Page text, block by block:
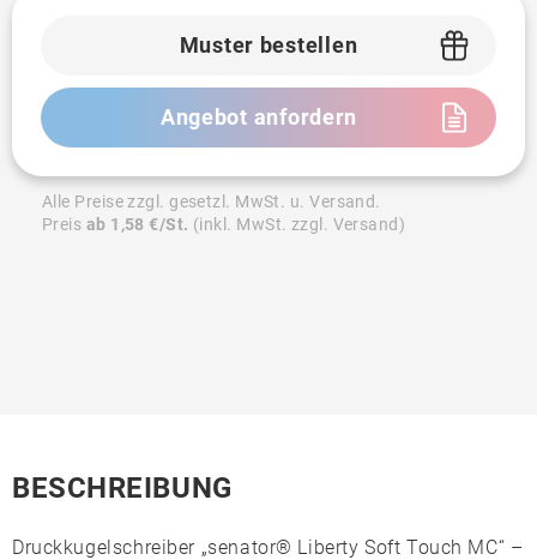
Muster bestellen
Angebot anfordern
Alle Preise zzgl. gesetzl. MwSt. u. Versand.
Preis ab 1,58 €/St. (inkl. MwSt. zzgl. Versand)
BESCHREIBUNG
Druckkugelschreiber „senator® Liberty Soft Touch MC“ –